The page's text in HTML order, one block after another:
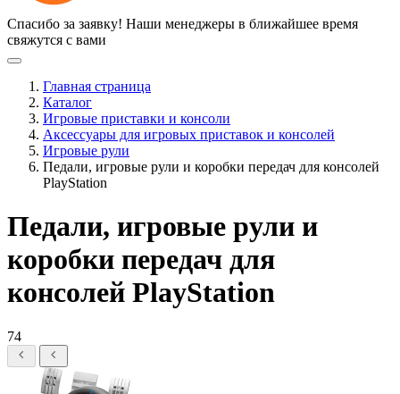
Спасибо за заявку! Наши менеджеры в ближайшее время
свяжутся с вами
Главная страница
Каталог
Игровые приставки и консоли
Аксессуары для игровых приставок и консолей
Игровые рули
Педали, игровые рули и коробки передач для консолей
PlayStation
Педали, игровые рули и
коробки передач для
консолей PlayStation
74